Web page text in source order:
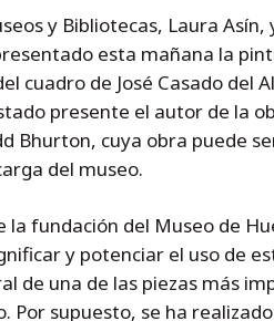
y Bibliotecas, Laura
esta mañana la
cuadro de José Casado del
presente el autor de la
Bhurton, cuya obra puede
del museo.
fundación del Museo de
y potenciar el uso de
de una de las piezas más
Por supuesto, se ha